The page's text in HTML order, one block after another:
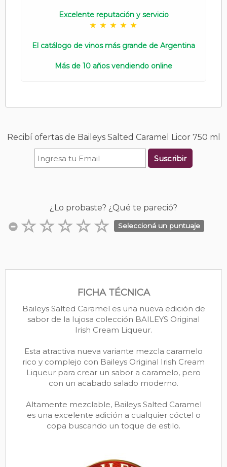
Excelente reputación y servicio
El catálogo de vinos más grande de Argentina
Más de 10 años vendiendo online
Recibí ofertas de Baileys Salted Caramel Licor 750 ml
Suscribir
¿Lo probaste? ¿Qué te pareció?
Seleccioná un puntuaje
FICHA TÉCNICA
Baileys Salted Caramel es una nueva edición de
sabor de la lujosa colección BAILEYS Original
Irish Cream Liqueur.
Esta atractiva nueva variante mezcla caramelo
rico y complejo con Baileys Original Irish Cream
Liqueur para crear un sabor a caramelo, pero
con un acabado salado moderno.
Altamente mezclable, Baileys Salted Caramel
es una excelente adición a cualquier cóctel o
copa buscando un toque de estilo.